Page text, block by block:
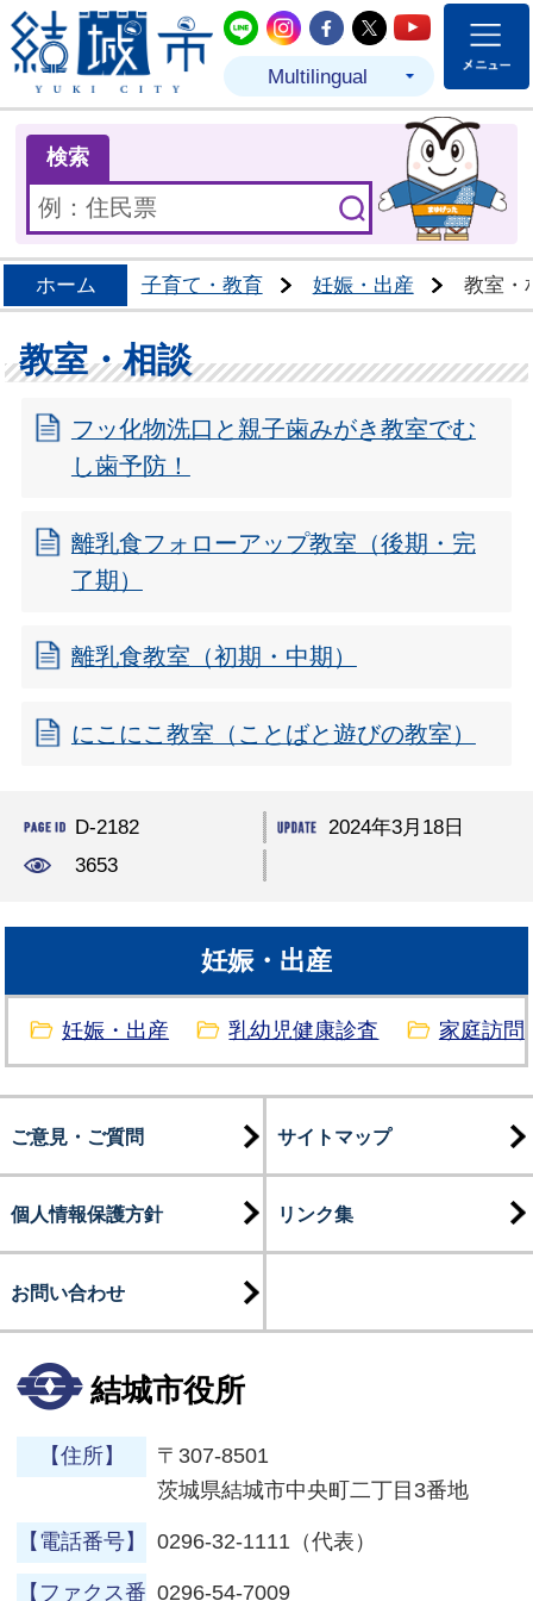
結城市公式LINE
結城市公式Instagram
結城市公式
結城市公式
結城市
Multilingual
検索
ホーム 子育て・教育 妊娠・出産 教室・
教室・相談
フッ化物洗口と親子歯みがき教室でむ
し歯予防！
離乳食フォローアップ教室（後期・完
了期）
離乳食教室（初期・中期）
にこにこ教室（ことばと遊びの教室）
D-2182
2024年3月18日
3653
妊娠・出産
妊娠・出産 乳幼児健康診査 家庭訪問
ご意見・ご質問 サイトマップ
個人情報保護方針 リンク集
お問い合わせ
結城市役所
【住所】
〒307-8501
茨城県結城市中央町二丁目3番地
【電話番号】 0296-32-1111（代表）
【ファクス番 0296-54-7009